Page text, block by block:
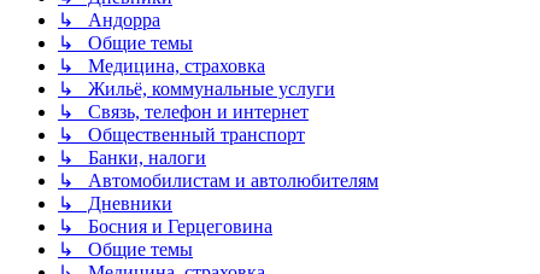
↳ Андорра
↳ Общие темы
↳ Медицина, страховка
↳ Жильё, коммунальные услуги
↳ Связь, телефон и интернет
↳ Общественный транспорт
↳ Банки, налоги
↳ Автомобилистам и автолюбителям
↳ Дневники
↳ Босния и Герцеговина
↳ Общие темы